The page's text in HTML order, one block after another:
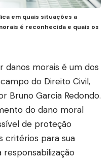
em quais situações a
é reconhecida e quais os
danos morais é um dos
do Direito Civil,
Bruno Garcia Redondo.
do dano moral
de proteção
critérios para sua
responsabilização